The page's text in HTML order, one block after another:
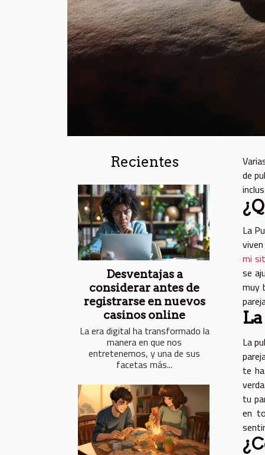
Recientes
Desventajas a
considerar antes de
registrarse en nuevos
casinos online
La era digital ha transformado la
manera en que nos
entretenemos, y una de sus
facetas más...
de
La
mi
se
muy
La
te
tu
en